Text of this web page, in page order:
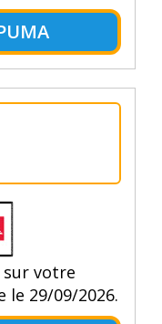
sur votre
le 29/09/2026.